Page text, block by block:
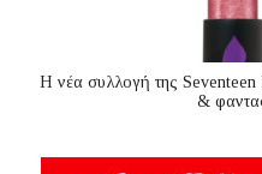
Η νέα συλλογή της Seventeen
&